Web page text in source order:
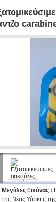
Μεγάλες Εικόνας :
της Νέας Υόρκης